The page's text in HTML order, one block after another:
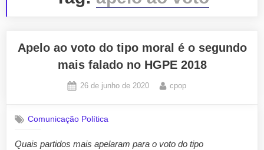
Apelo ao voto do tipo moral é o segundo
mais falado no HGPE 2018
Posted
26 de junho de 2020 By
cpop
Comunicação Política
Quais partidos mais apelaram para o voto do tipo